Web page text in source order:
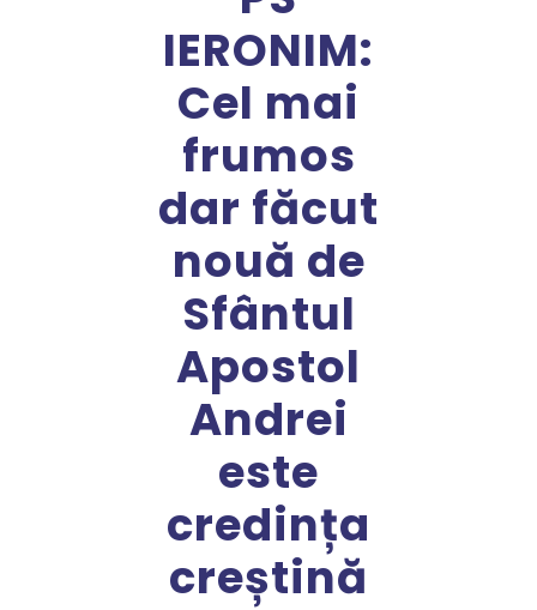
IERONIM:
Cel mai
frumos
dar făcut
nouă de
Sfântul
Apostol
Andrei
este
credința
creștină